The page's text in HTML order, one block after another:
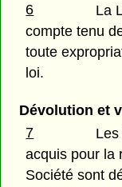
6
La
compte tenu
toute
loi.
Dévolution et
7
acquis pour la
Société sont